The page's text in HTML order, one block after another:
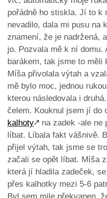
pořádně ho stiskla. Jí to k
nevadilo, dala mi pusu na
znamení, že je nadržená,
jo. Pozvala mě k ní domu.
barákem, tak jsme to měli
Míša přivolala výtah a
mě bylo moc, jednou
kterou následovala i
čelem. Kouknul jsem jí do
kalhoty🡕 na zadek -ale ne
líbat. Líbala fakt vášnivě.
přijel výtah, tak jsme se
začali se opět líbat. Míša
která jí hladila zadeček,
přes kalhotky mezi 5-6